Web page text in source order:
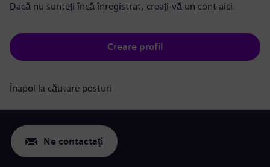
Dacă nu sunteți încă înregistrat, creați-vă un cont aici.
Creare profil
Înapoi la căutare posturi
Ne contactați